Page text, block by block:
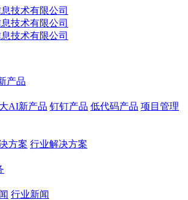
产品
AI新产品 钉钉产品 低代码产品 项目管理
方案 行业解决方案
行业新闻